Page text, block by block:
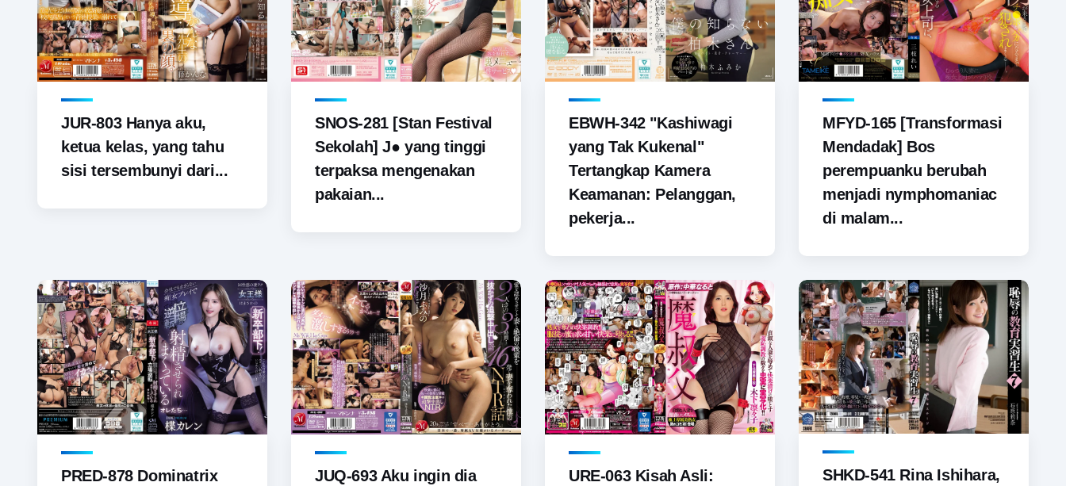
JUR-803 Hanya aku,
ketua kelas, yang tahu
sisi tersembunyi dari...
SNOS-281 [Stan Festival
Sekolah] J● yang tinggi
terpaksa mengenakan
pakaian...
EBWH-342 "Kashiwagi
yang Tak Kukenal"
Tertangkap Kamera
Keamanan: Pelanggan,
pekerja...
MFYD-165 [Transformasi
Mendadak] Bos
perempuanku berubah
menjadi nymphomaniac
di malam...
PRED-878 Dominatrix
JUQ-693 Aku ingin dia
URE-063 Kisah Asli:
SHKD-541 Rina Ishihara,